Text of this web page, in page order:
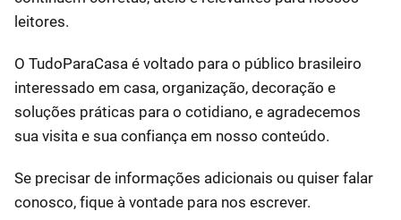
leitores.
O TudoParaCasa é voltado para o público brasileiro
interessado em casa, organização, decoração e
soluções práticas para o cotidiano, e agradecemos
sua visita e sua confiança em nosso conteúdo.
Se precisar de informações adicionais ou quiser falar
conosco, fique à vontade para nos escrever.